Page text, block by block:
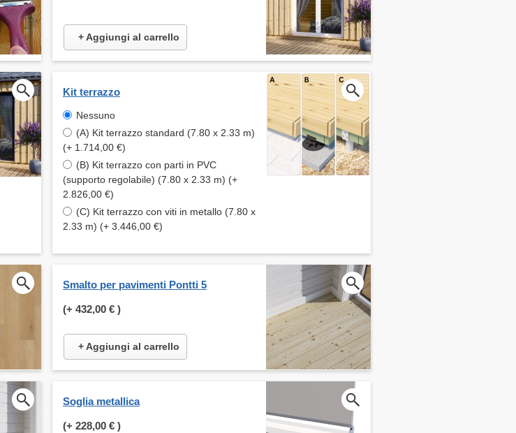
+ Aggiungi al carrello
Kit terrazzo
Nessuno
(A) Kit terrazzo standard (7.80 x 2.33 m)
(+ 1.714,00 €)
(B) Kit terrazzo con parti in PVC
(supporto regolabile) (7.80 x 2.33 m) (+
2.826,00 €)
(C) Kit terrazzo con viti in metallo (7.80 x
2.33 m) (+ 3.446,00 €)
Smalto per pavimenti Pontti 5
(+ 432,00 € )
+ Aggiungi al carrello
Soglia metallica
(+ 228,00 € )